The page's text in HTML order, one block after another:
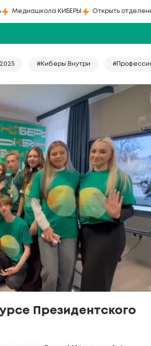
Медиашкола КИБЕРЫ Открыть
#Киберы Внутри
Президентского